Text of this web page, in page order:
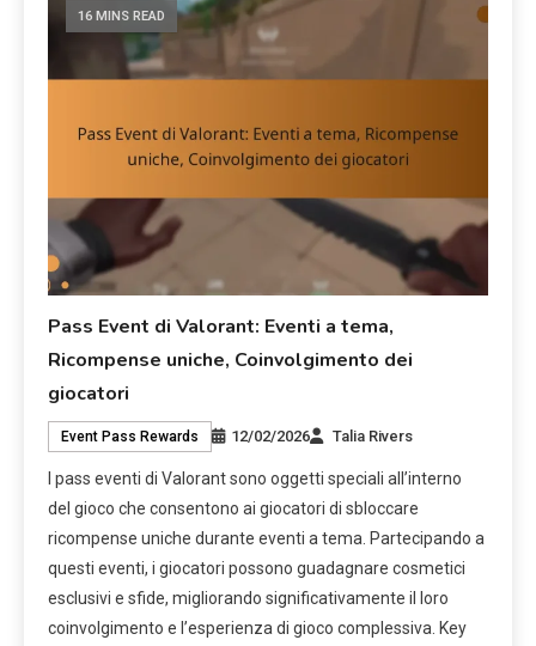
16 MINS READ
Pass Event di Valorant: Eventi a tema,
Ricompense uniche, Coinvolgimento dei
giocatori
Event Pass Rewards 12/02/2026 Talia Rivers
I pass eventi di Valorant sono oggetti speciali all’interno
del gioco che consentono ai giocatori di sbloccare
ricompense uniche durante eventi a tema. Partecipando a
questi eventi, i giocatori possono guadagnare cosmetici
esclusivi e sfide, migliorando significativamente il loro
coinvolgimento e l’esperienza di gioco complessiva. Key